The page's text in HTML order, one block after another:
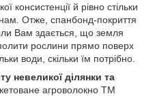
консистенції й рівно стільки
Отже, спанбонд-покриття
Вам здається, що земля
рослини прямо поверх
води, скільки їм потрібно.
невеликої ділянки та
агроволокно ТМ